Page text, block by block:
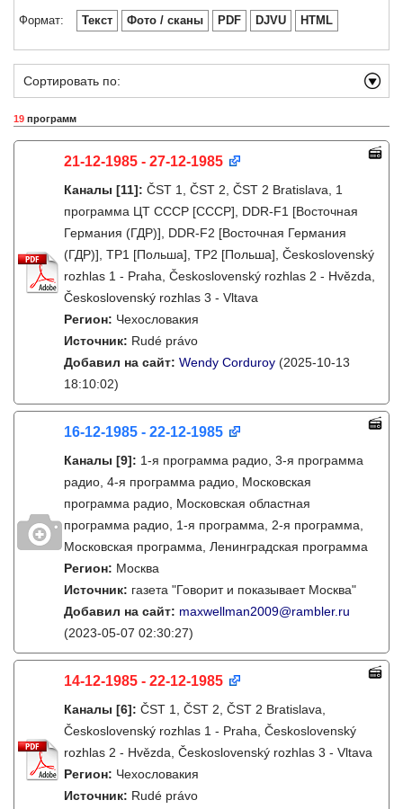
Формат: Текст Фото / сканы PDF DJVU HTML
Сортировать по:
19 программ
21-12-1985 - 27-12-1985
Каналы [11]: ČST 1, ČST 2, ČST 2 Bratislava, 1
программа ЦТ СССР [СССР], DDR-F1 [Восточная
Германия (ГДР)], DDR-F2 [Восточная Германия
(ГДР)], TP1 [Польша], TP2 [Польша], Československý
rozhlas 1 - Praha, Československý rozhlas 2 - Hvězda,
Československý rozhlas 3 - Vltava
Регион: Чехословакия
Источник: Rudé právo
Добавил на сайт: Wendy Corduroy (2025-10-13
18:10:02)
16-12-1985 - 22-12-1985
Каналы [9]: 1-я программа радио, 3-я программа
радио, 4-я программа радио, Московская
программа радио, Московская областная
программа радио, 1-я программа, 2-я программа,
Московская программа, Ленинградская программа
Регион: Москва
Источник: газета "Говорит и показывает Москва"
Добавил на сайт: maxwellman2009@rambler.ru
(2023-05-07 02:30:27)
14-12-1985 - 22-12-1985
Каналы [6]: ČST 1, ČST 2, ČST 2 Bratislava,
Československý rozhlas 1 - Praha, Československý
rozhlas 2 - Hvězda, Československý rozhlas 3 - Vltava
Регион: Чехословакия
Источник: Rudé právo